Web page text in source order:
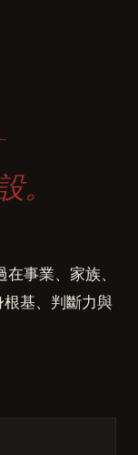
。
事業、家族、
基、判斷力與